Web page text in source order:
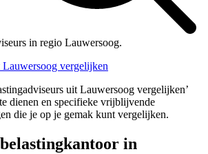
in regio Lauwersoog.
vergelijken
uit Lauwersoog vergelijken’
dienen en specifieke vrijblijvende
die je op je gemak kunt vergelijken.
in